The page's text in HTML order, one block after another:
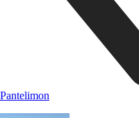
Pantelimon